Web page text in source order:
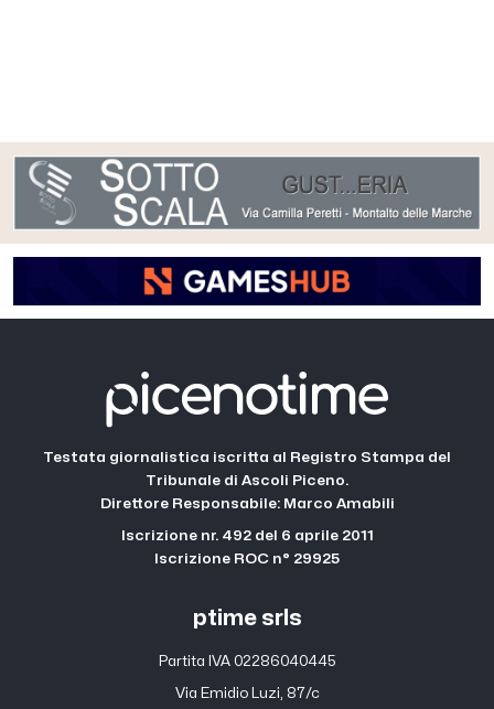
Testata giornalistica iscritta al Registro Stampa del
Tribunale di Ascoli Piceno.
Direttore Responsabile: Marco Amabili
Iscrizione nr. 492 del 6 aprile 2011
Iscrizione ROC n° 29925
ptime srls
Partita IVA 02286040445
Via Emidio Luzi, 87/c